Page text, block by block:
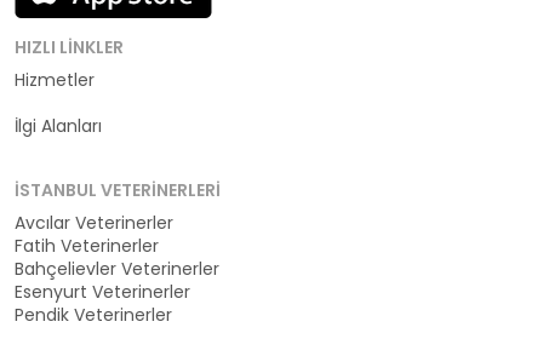
HIZLI LINKLER
Hizmetler
İlgi Alanları
İSTANBUL VETERINERLERI
Avcılar Veterinerler
Fatih Veterinerler
Bahçelievler Veterinerler
Esenyurt Veterinerler
Pendik Veterinerler